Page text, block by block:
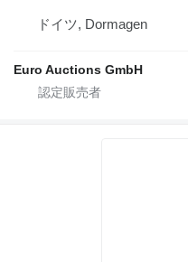
ドイツ, Dormagen
Euro Auctions GmbH